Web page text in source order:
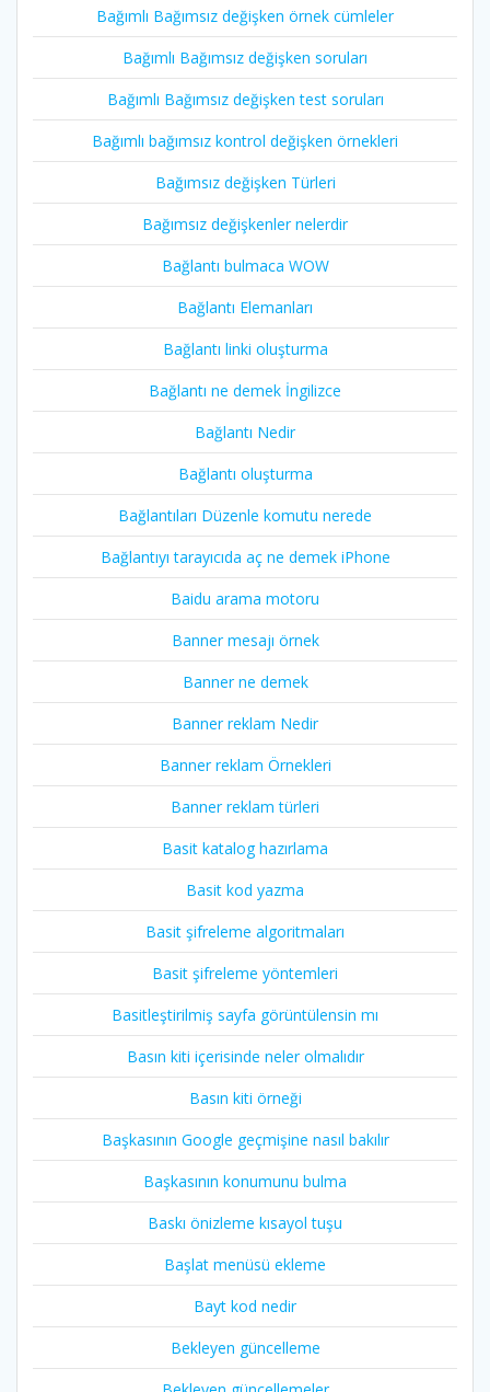
Bağımlı Bağımsız değişken örnek cümleler
Bağımlı Bağımsız değişken soruları
Bağımlı Bağımsız değişken test soruları
Bağımlı bağımsız kontrol değişken örnekleri
Bağımsız değişken Türleri
Bağımsız değişkenler nelerdir
Bağlantı bulmaca WOW
Bağlantı Elemanları
Bağlantı linki oluşturma
Bağlantı ne demek İngilizce
Bağlantı Nedir
Bağlantı oluşturma
Bağlantıları Düzenle komutu nerede
Bağlantıyı tarayıcıda aç ne demek iPhone
Baidu arama motoru
Banner mesajı örnek
Banner ne demek
Banner reklam Nedir
Banner reklam Örnekleri
Banner reklam türleri
Basit katalog hazırlama
Basit kod yazma
Basit şifreleme algoritmaları
Basit şifreleme yöntemleri
Basitleştirilmiş sayfa görüntülensin mı
Basın kiti içerisinde neler olmalıdır
Basın kiti örneği
Başkasının Google geçmişine nasıl bakılır
Başkasının konumunu bulma
Baskı önizleme kısayol tuşu
Başlat menüsü ekleme
Bayt kod nedir
Bekleyen güncelleme